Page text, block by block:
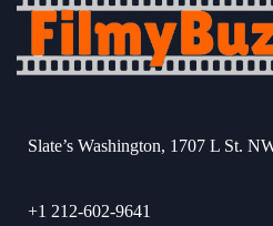
Slate’s Washington, 1707 L St.
+1 212-602-9641